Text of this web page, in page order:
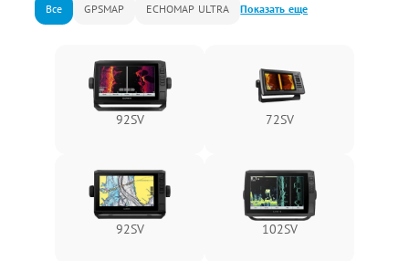
Все GPSMAP ECHOMAP ULTRA Показать еще
92SV 72SV
92SV 102SV